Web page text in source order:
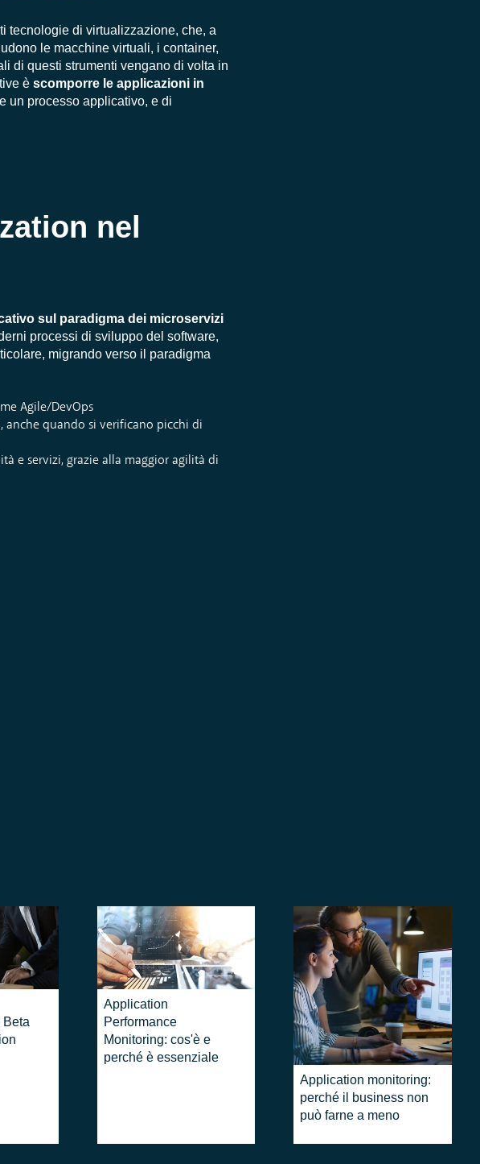
tecnologie di virtualizzazione, che, a
le macchine virtuali, i container,
di questi strumenti vengano di volta in
èscomporre le applicazioni in
un processo applicativo, e di
nel
sul paradigma dei microservizi
processi di sviluppo del software,
migrando verso il paradigma
Agile/DevOps
anche quando si verificano picchi di
e servizi, grazie alla maggior agilità di
Application
Performance
Monitoring: cos'è e
perché è essenziale
Application monitoring:
perché il business non
può farne a meno